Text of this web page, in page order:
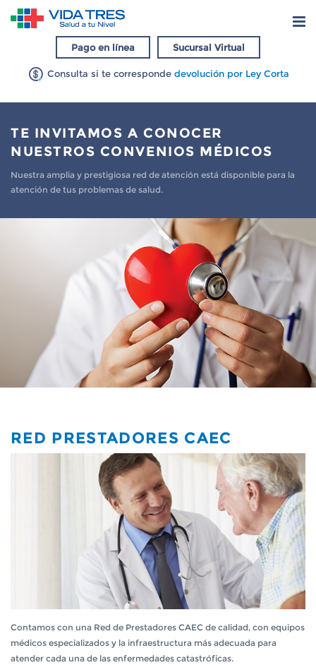
Pago en línea Sucursal Virtual
Consulta si te corresponde devolución por Ley Corta
TE INVITAMOS A CONOCER
NUESTROS CONVENIOS MÉDICOS
Nuestra amplia y prestigiosa red de atención está disponible para la
atención de tus problemas de salud.
MÉDICOS
RED PRESTADORES CAEC
Contamos con una Red de Prestadores CAEC de calidad, con equipos
médicos especializados y la infraestructura más adecuada para
atender cada una de las enfermedades catastróficas.